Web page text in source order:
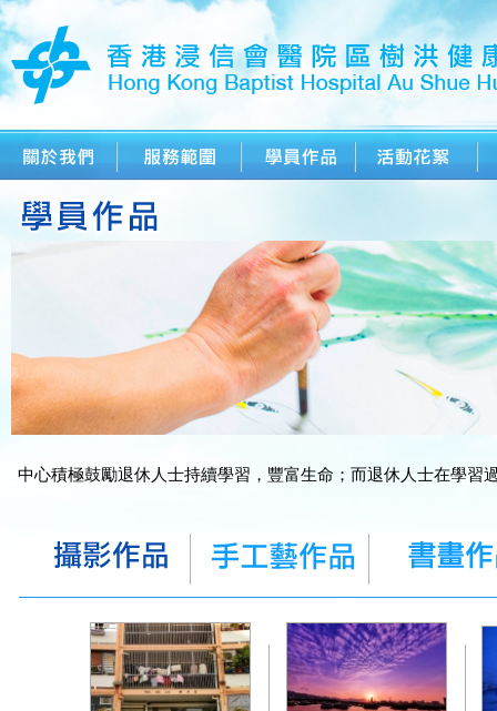
中心積極鼓勵退休人士持續學習，豐富生命；而退休人士在學習